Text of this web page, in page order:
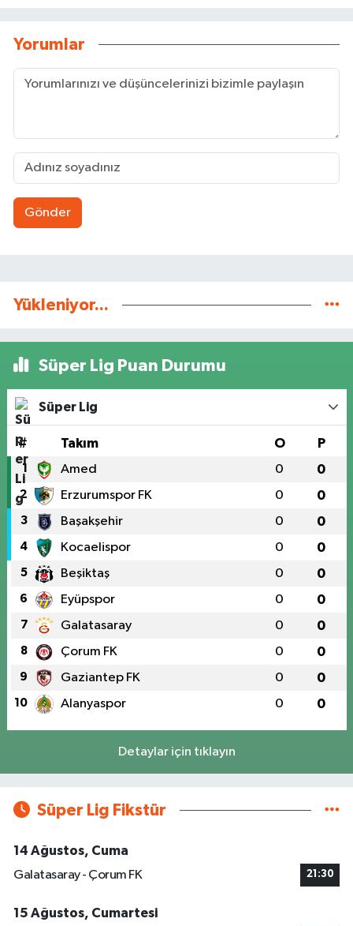
Yorumlar
Gönder
Yükleniyor...
Süper Lig Puan Durumu
Süper Lig
# Takım O P
1 Amed 0 0
2 Erzurumspor FK 0 0
3 Başakşehir 0 0
4 Kocaelispor 0 0
5 Beşiktaş 0 0
6 Eyüpspor 0 0
7 Galatasaray 0 0
8 Çorum FK 0 0
9 Gaziantep FK 0 0
10 Alanyaspor 0 0
Detaylar için tıklayın
Süper Lig Fikstür
14 Ağustos, Cuma
Galatasaray - Çorum FK
21:30
15 Ağustos, Cumartesi